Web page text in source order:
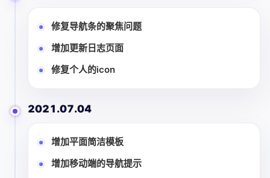
修复导航条的聚焦问题
增加更新日志页面
修复个人的icon
2021.07.04
增加平面简洁模板
增加移动端的导航提示